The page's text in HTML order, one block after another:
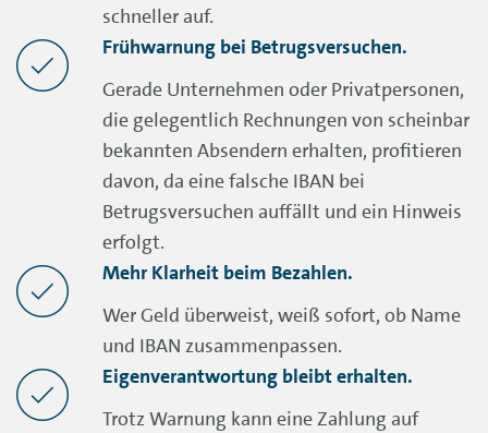
schneller auf.
Frühwarnung bei Betrugsversuchen.
Gerade Unternehmen oder Privatpersonen,
die gelegentlich Rechnungen von scheinbar
bekannten Absendern erhalten, profitieren
davon, da eine falsche IBAN bei
Betrugsversuchen auffällt und ein Hinweis
erfolgt.
Mehr Klarheit beim Bezahlen.
Wer Geld überweist, weiß sofort, ob Name
und IBAN zusammenpassen.
Eigenverantwortung bleibt erhalten.
Trotz Warnung kann eine Zahlung auf